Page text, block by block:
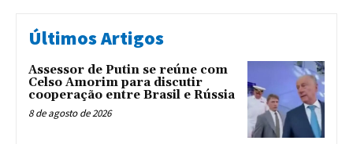
Últimos Artigos
Assessor de Putin se reúne com
Celso Amorim para discutir
cooperação entre Brasil e Rússia
8 de agosto de 2026